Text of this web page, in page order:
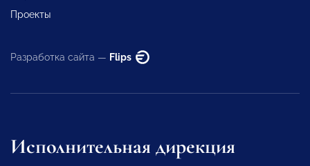
Проекты
Разработка сайта — Flips
Исполнительная дирекция